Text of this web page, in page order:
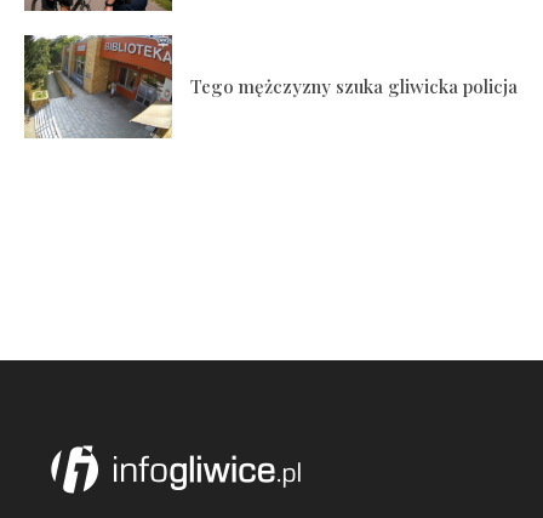
Tego mężczyzny szuka gliwicka policja